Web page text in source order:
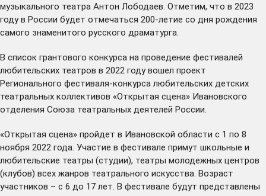
музыкального театра Антон Лободаев. Отметим, что в 2023
году в России будет отмечаться 200-летие со дня рождения
самого знаменитого русского драматурга.
В список грантового конкурса на проведение фестивалей
любительских театров в 2022 году вошел проект
Регионального фестиваля-конкурса любительских детских
театральных коллективов «Открытая сцена» Ивановского
отделения Союза театральных деятелей России.
«Открытая сцена» пройдет в Ивановской области с 1 по 8
ноября 2022 года. Участие в фестивале примут школьные и
любительские театры (студии), театры молодежных центров
(клубов) всех жанров театрального искусства. Возраст
участников – с 6 до 17 лет. В фестивале будут представлены